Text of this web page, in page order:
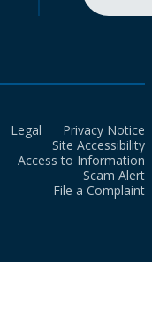
Legal
Privacy Notice
Site Accessibility
Access to Information
Scam Alert
File a Complaint